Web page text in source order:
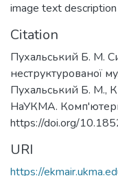
image text description
Citation
Пухальський Б. М.
неструктурованої
Пухальський Б. М.,
НаУКМА.
https://doi.org/
URI
https://